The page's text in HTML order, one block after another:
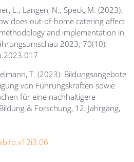
L.; Langen, N.; Speck, M. (2023):
does out-of-home catering affect
and implementation in
2023; 70(10):
T. (2023): Bildungsangebote
von Führungskräften sowie
für eine nachhaltigere
& Forschung, 12, Jahrgang,